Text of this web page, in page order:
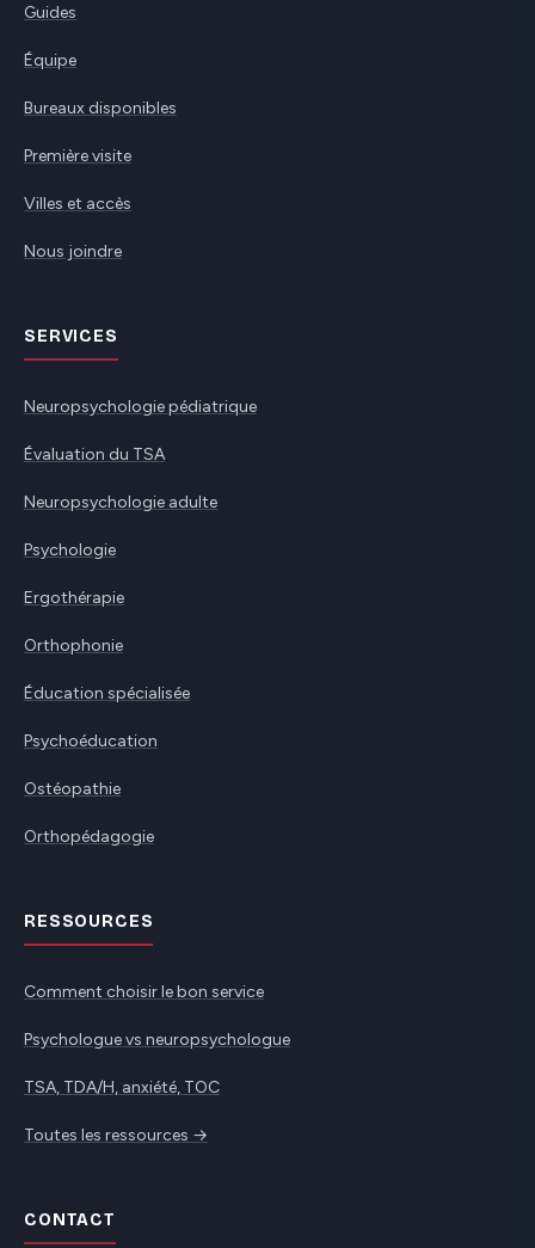
Guides
Équipe
Bureaux disponibles
Première visite
Villes et accès
Nous joindre
SERVICES
Neuropsychologie pédiatrique
Évaluation du TSA
Neuropsychologie adulte
Psychologie
Ergothérapie
Orthophonie
Éducation spécialisée
Psychoéducation
Ostéopathie
Orthopédagogie
RESSOURCES
Comment choisir le bon service
Psychologue vs neuropsychologue
TSA, TDA/H, anxiété, TOC
Toutes les ressources →
CONTACT